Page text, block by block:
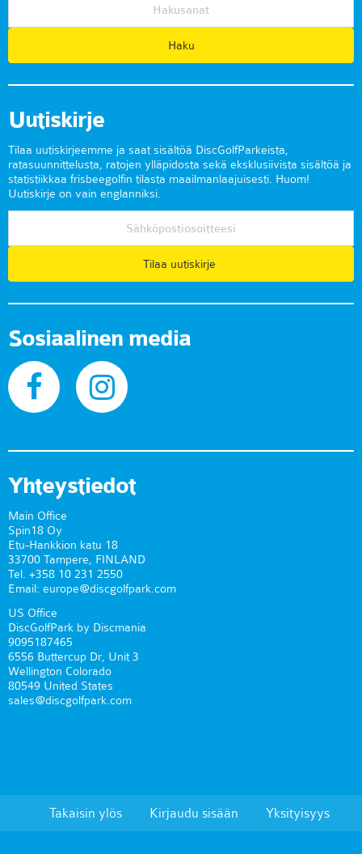
Uutiskirje
Tilaa uutiskirjeemme ja saat sisältöä DiscGolfParkeista,
ratasuunnittelusta, ratojen ylläpidosta sekä eksklusiivista sisältöä ja
statistiikkaa frisbeegolfin tilasta maailmanlaajuisesti. Huom!
Uutiskirje on vain englanniksi.
Tilaa uutiskirje
Sosiaalinen media
Yhteystiedot
Main Office
Spin18 Oy
Etu-Hankkion katu 18
33700 Tampere, FINLAND
Tel. +358 10 231 2550
Email: europe@discgolfpark.com
US Office
DiscGolfPark by Discmania
9095187465
6556 Buttercup Dr, Unit 3
Wellington Colorado
80549 United States
sales@discgolfpark.com
Takaisin ylös Kirjaudu sisään Yksityisyys